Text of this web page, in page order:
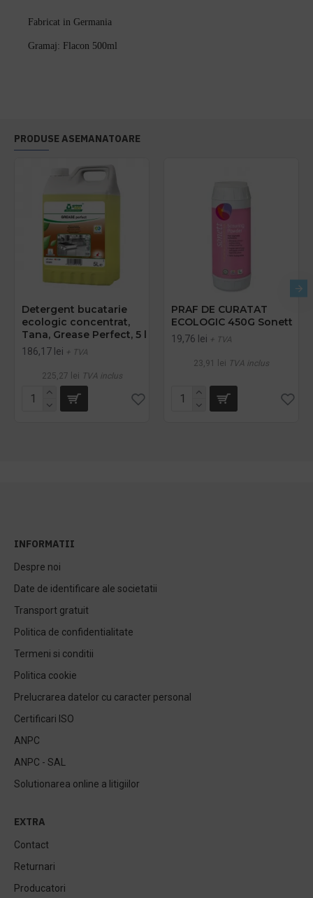
Fabricat in Germania
Gramaj: Flacon 500ml
PRODUSE ASEMANATOARE
Detergent bucatarie
ecologic concentrat,
Tana, Grease Perfect, 5 l
186,17 lei + TVA
225,27 lei TVA inclus
PRAF DE CURATAT
ECOLOGIC 450G Sonett
19,76 lei + TVA
23,91 lei TVA inclus
INFORMATII
Despre noi
Date de identificare ale societatii
Transport gratuit
Politica de confidentialitate
Termeni si conditii
Politica cookie
Prelucrarea datelor cu caracter personal
Certificari ISO
ANPC
ANPC - SAL
Solutionarea online a litigiilor
EXTRA
Contact
Returnari
Producatori